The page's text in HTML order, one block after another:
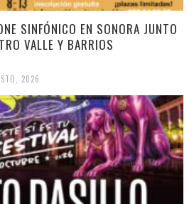
SINFÓNICO EN SONORA JUNTO
VALLE Y BARRIOS
2026